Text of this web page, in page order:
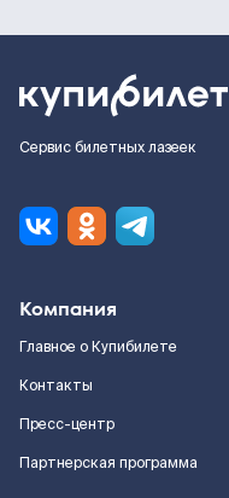
Сервис билетных лазеек
Компания
Главное о Купибилете
Контакты
Пресс-центр
Партнерская программа